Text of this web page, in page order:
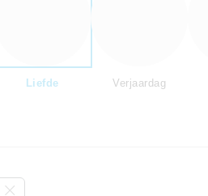
Liefde Verjaardag